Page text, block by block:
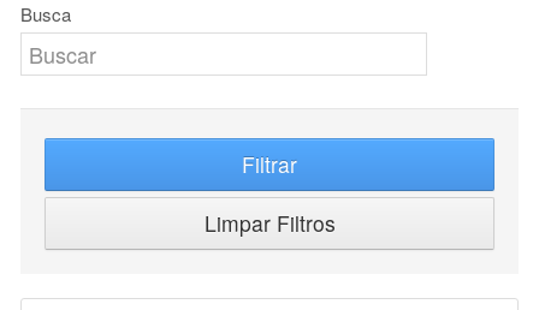
Busca
Filtrar
Limpar Filtros